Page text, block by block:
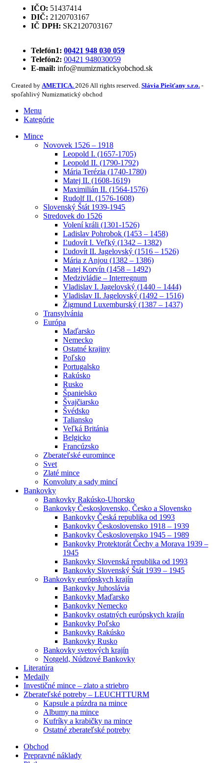
IČO: 51437414
DIČ: 2120703167
IČ DPH: SK2120703167
Telefón1: 00421 948 030 059
Telefón2: 00421 948030059
E-mail: info@numizmatickyobchod.sk
Created by AMETICA. 2026 All rights reserved. Slávia Piešťany s.r.o. -
spoľahlivý Numizmatický obchod
Menu
Kategórie
Mince
Novovek 1526 – 1918
Leopold I. (1657-1705)
Leopold II. (1790-1792)
Mária Terézia (1740-1780)
Matej II. (1608-1619)
Maximilián II. (1564-1576)
Rudolf II. (1576-1608)
Slovenský Štát 1939-1945
Stredovek do 1526
Volení králi (1301-1526)
Ladislav Pohrobok (1453 – 1458)
Ľudovít I. Veľký (1342 – 1382)
Ľudovít II. Jagelovský (1516 – 1526)
Mária z Anjou (1382 – 1386)
Matej Korvín (1458 – 1492)
Medzivládie – Interregnum
Vladislav I. Jagelovský (1440 – 1444)
Vladislav II. Jagelovský (1492 – 1516)
Žigmund Luxemburský (1387 – 1437)
Transylvánia
Európa
Maďarsko
Nemecko
Ostatné krajiny
Poľsko
Portugalsko
Rakúsko
Rusko
Španielsko
Švajčiarsko
Švédsko
Taliansko
Veľká Británia
Belgicko
Francúzsko
Zberateľské euromince
Svet
Zlaté mince
Konvoluty a sady mincí
Bankovky
Bankovky Rakúsko-Uhorsko
Bankovky Československo, Česko a Slovensko
Bankovky Česká republika od 1993
Bankovky Československo 1918 – 1939
Bankovky Československo 1945 – 1989
Bankovky Protektorát Čechy a Morava 1939 –
1945
Bankovky Slovenská republika od 1993
Bankovky Slovenský Štát 1939 – 1945
Bankovky európskych krajín
Bankovky Juhoslávia
Bankovky Maďarsko
Bankovky Nemecko
Bankovky ostatných európskych krajín
Bankovky Poľsko
Bankovky Rakúsko
Bankovky Rusko
Bankovky svetových krajín
Notgeld, Núdzové Bankovky
Literatúra
Medaily
Investičné mince – zlato a striebro
Zberateľské potreby – LEUCHTTURM
Kapsule a púzdra na mince
Albumy na mince
Kufríky a krabičky na mince
Ostatné zberateľské potreby
Obchod
Prepravné náklady